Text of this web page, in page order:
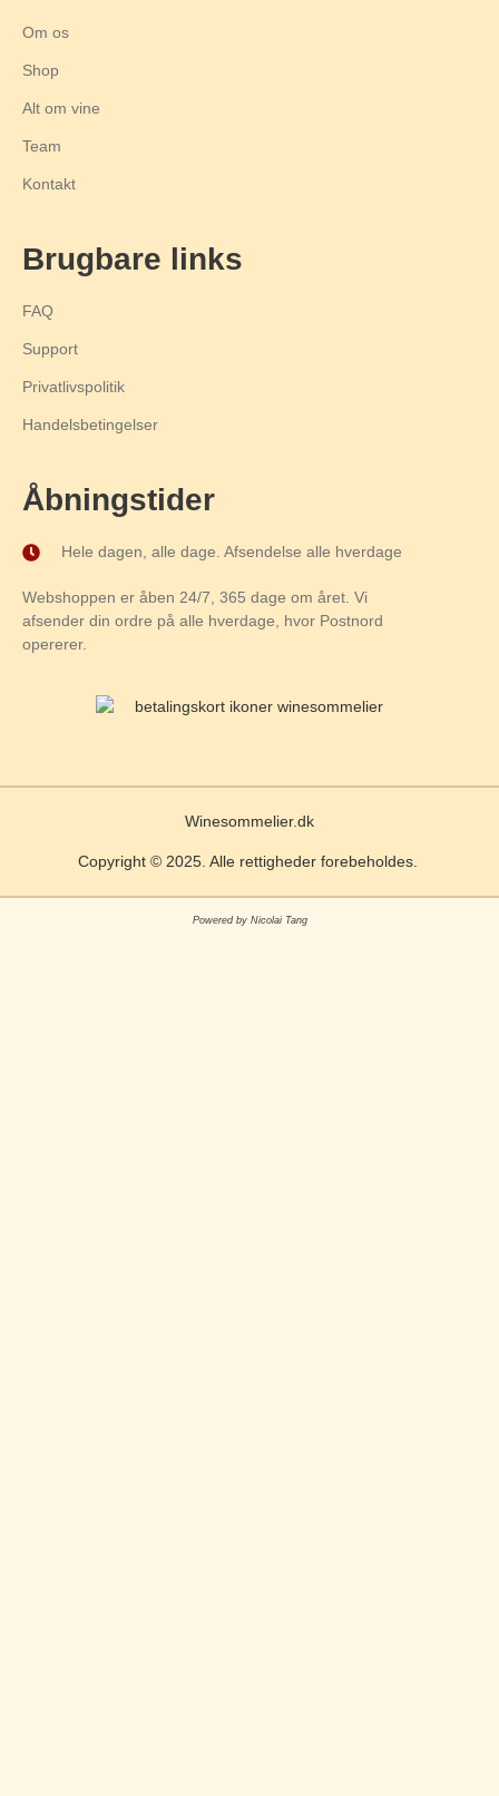
Om os
Shop
Alt om vine
Team
Kontakt
Brugbare links
FAQ
Support
Privatlivspolitik
Handelsbetingelser
Åbningstider
Hele dagen, alle dage. Afsendelse alle hverdage
Webshoppen er åben 24/7, 365 dage om året. Vi
afsender din ordre på alle hverdage, hvor Postnord
opererer.
Winesommelier.dk
Copyright © 2025. Alle rettigheder forebeholdes.
Powered by Nicolai Tang